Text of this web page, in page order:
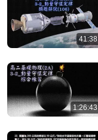
41:38
1:26:43